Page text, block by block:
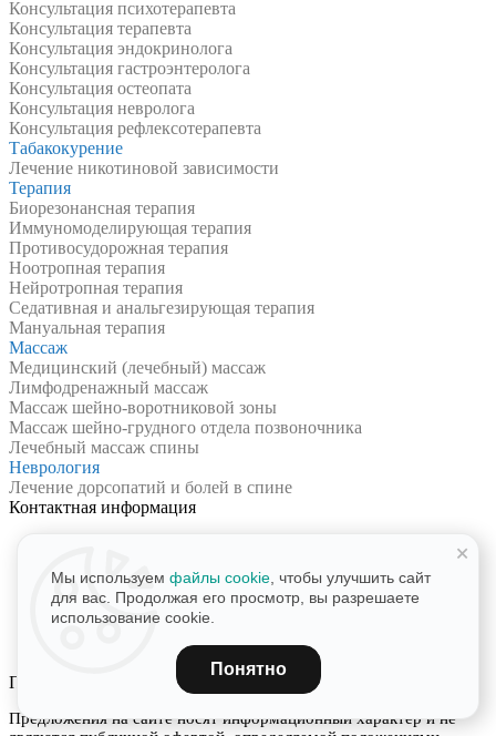
Консультация психотерапевта
Консультация терапевта
Консультация эндокринолога
Консультация гастроэнтеролога
Консультация остеопата
Консультация невролога
Консультация рефлексотерапевта
Табакокурение
Лечение никотиновой зависимости
Терапия
Биорезонансная терапия
Иммуномоделирующая терапия
Противосудорожная терапия
Ноотропная терапия
Нейротропная терапия
Седативная и анальгезирующая терапия
Мануальная терапия
Массаж
Медицинский (лечебный) массаж
Лимфодренажный массаж
Массаж шейно-воротниковой зоны
Массаж шейно-грудного отдела позвоночника
Лечебный массаж спины
Неврология
Лечение дорсопатий и болей в спине
Контактная информация
8 499 404 22 66 (24/7)
info@emhelp.ru
Политика обработки персональных данных
Пользовательское соглашение
Правовая информация
Предложения на сайте носят информационный характер и не
Мы используем файлы cookie , чтобы улучшить сайт
для вас. Продолжая его просмотр, вы разрешаете
использование cookie.
Понятно
+